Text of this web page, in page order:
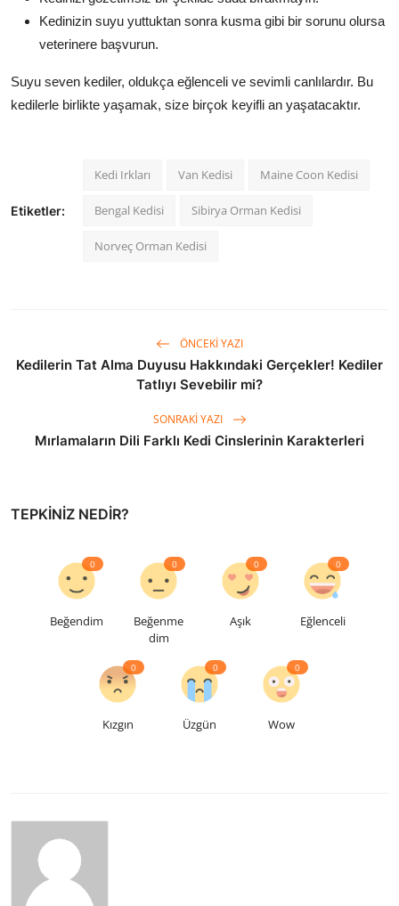
Kedinizin suyu yuttuktan sonra kusma gibi bir sorunu olursa
veterinere başvurun.
Suyu seven kediler, oldukça eğlenceli ve sevimli canlılardır. Bu
kedilerle birlikte yaşamak, size birçok keyifli an yaşatacaktır.
Etiketler:
Kedi Irkları Van Kedisi Maine Coon Kedisi
Bengal Kedisi Sibirya Orman Kedisi
Norveç Orman Kedisi
ÖNCEKI YAZI
Kedilerin Tat Alma Duyusu Hakkındaki Gerçekler! Kediler
Tatlıyı Sevebilir mi?
SONRAKI YAZI
Mırlamaların Dili Farklı Kedi Cinslerinin Karakterleri
TEPKINIZ NEDIR?
Beğendim
0
Beğenme
dim
0
Aşık
0
Eğlenceli
0
Kızgın
0
Üzgün
0
Wow
0